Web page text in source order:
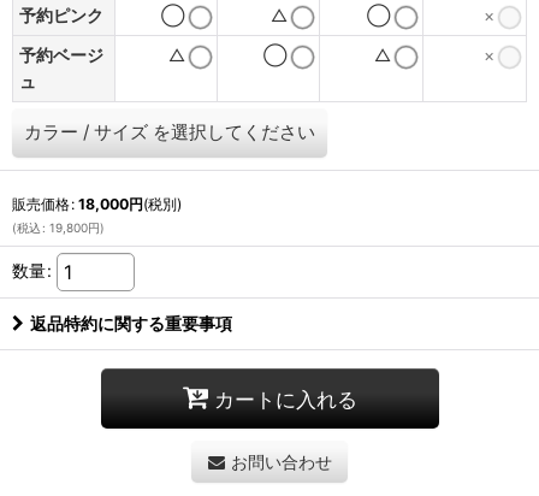
予約ピンク ◯ △ ◯
×
予約ベージ
ュ
△ ◯ △ ×
カラー / サイズ を選択してください
販売価格: 18,000円(税別)
(税込 : 19,800円)
数量:
返品特約に関する重要事項
カートに入れる
お問い合わせ